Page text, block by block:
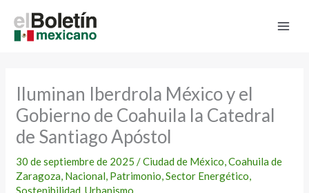
contenido
Iluminan Iberdrola México y el
Gobierno de Coahuila la Catedral
de Santiago Apóstol
30 de septiembre de 2025/Ciudad de México,Coahuila de
Zaragoza, Nacional, Patrimonio,Sector Energético,
Sostenibilidad,Urbanismo